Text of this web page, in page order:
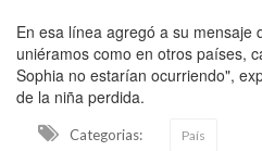
En esa línea agregó a su mensaje
uniéramos como en otros países,
Sophia no estarían ocurriendo",
de la niña perdida.
Categorias: País